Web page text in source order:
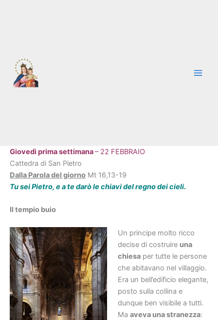
Giovedì prima settimana– 22 FEBBRAIO
Cattedra di San Pietro
Dalla Parola del giorno Mt 16,13-19
Tu sei Pietro, e a te darò le chiavi del regno dei cieli.
Il tempio buio
Un principe molto ricco
decise di costruire una
chiesaper tutte le persone
che abitavano nel villaggio.
Era un bell’edificio elegante,
posto sulla collina e
dunque ben visibile a tutti.
Ma aveva una stranezza: